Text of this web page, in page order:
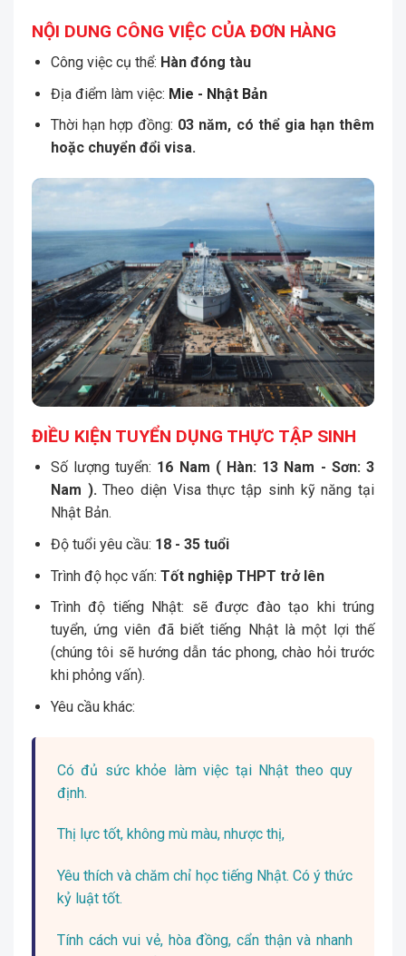
NỘI DUNG CÔNG VIỆC CỦA ĐƠN HÀNG
Công việc cụ thể: Hàn đóng tàu
Địa điểm làm việc: Mie - Nhật Bản
Thời hạn hợp đồng: 03 năm, có thể gia hạn thêm
hoặc chuyển đổi visa.
ĐIỀU KIỆN TUYỂN DỤNG THỰC TẬP SINH
Số lượng tuyển: 16 Nam ( Hàn: 13 Nam - Sơn: 3
Nam ).Theo diện Visa thực tập sinh kỹ năng tại
Nhật Bản.
Độ tuổi yêu cầu: 18 - 35tuổi
Trình độ học vấn: Tốt nghiệp THPT trở lên
Trình độ tiếng Nhật: sẽ được đào tạo khi trúng
tuyển, ứng viên đã biết tiếng Nhật là một lợi thế
(chúng tôi sẽ hướng dẫn tác phong, chào hỏi trước
khi phỏng vấn).
Yêu cầu khác:
Có đủ sức khỏe làm việc tại Nhật theo quy
định.
Thị lực tốt, không mù màu, nhược thị,
Yêu thích và chăm chỉ học tiếng Nhật. Có ý thức
kỷ luật tốt.
Tính cách vui vẻ, hòa đồng, cẩn thận và nhanh